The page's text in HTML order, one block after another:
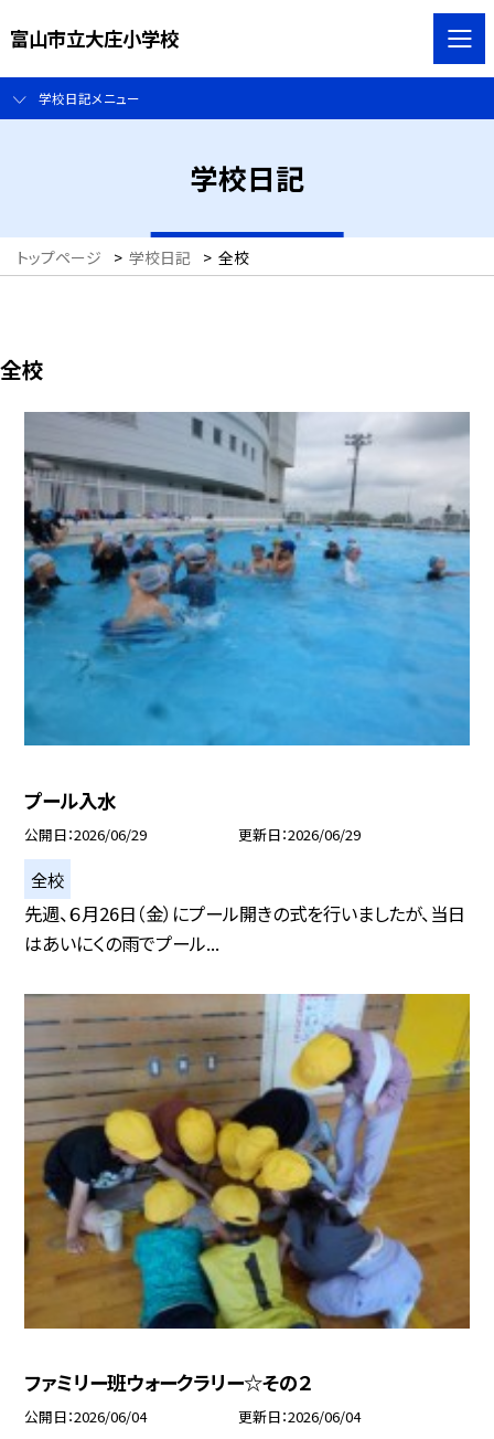
富山市立大庄小学校
学校日記メニュー
学校日記
トップページ > 学校日記 > 全校
全校
プール入水
公開日 2026/06/29 更新日 2026/06/29
全校
先週、６月26日（金）にプール開きの式を行いましたが、当日
はあいにくの雨でプール...
ファミリー班ウォークラリー☆その２
公開日 2026/06/04 更新日 2026/06/04